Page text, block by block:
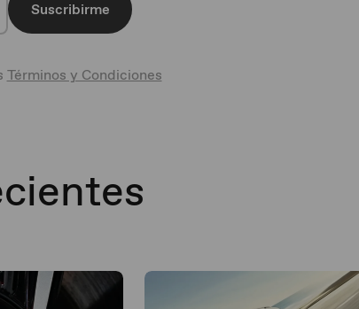
Suscribirme
Términos y Condiciones